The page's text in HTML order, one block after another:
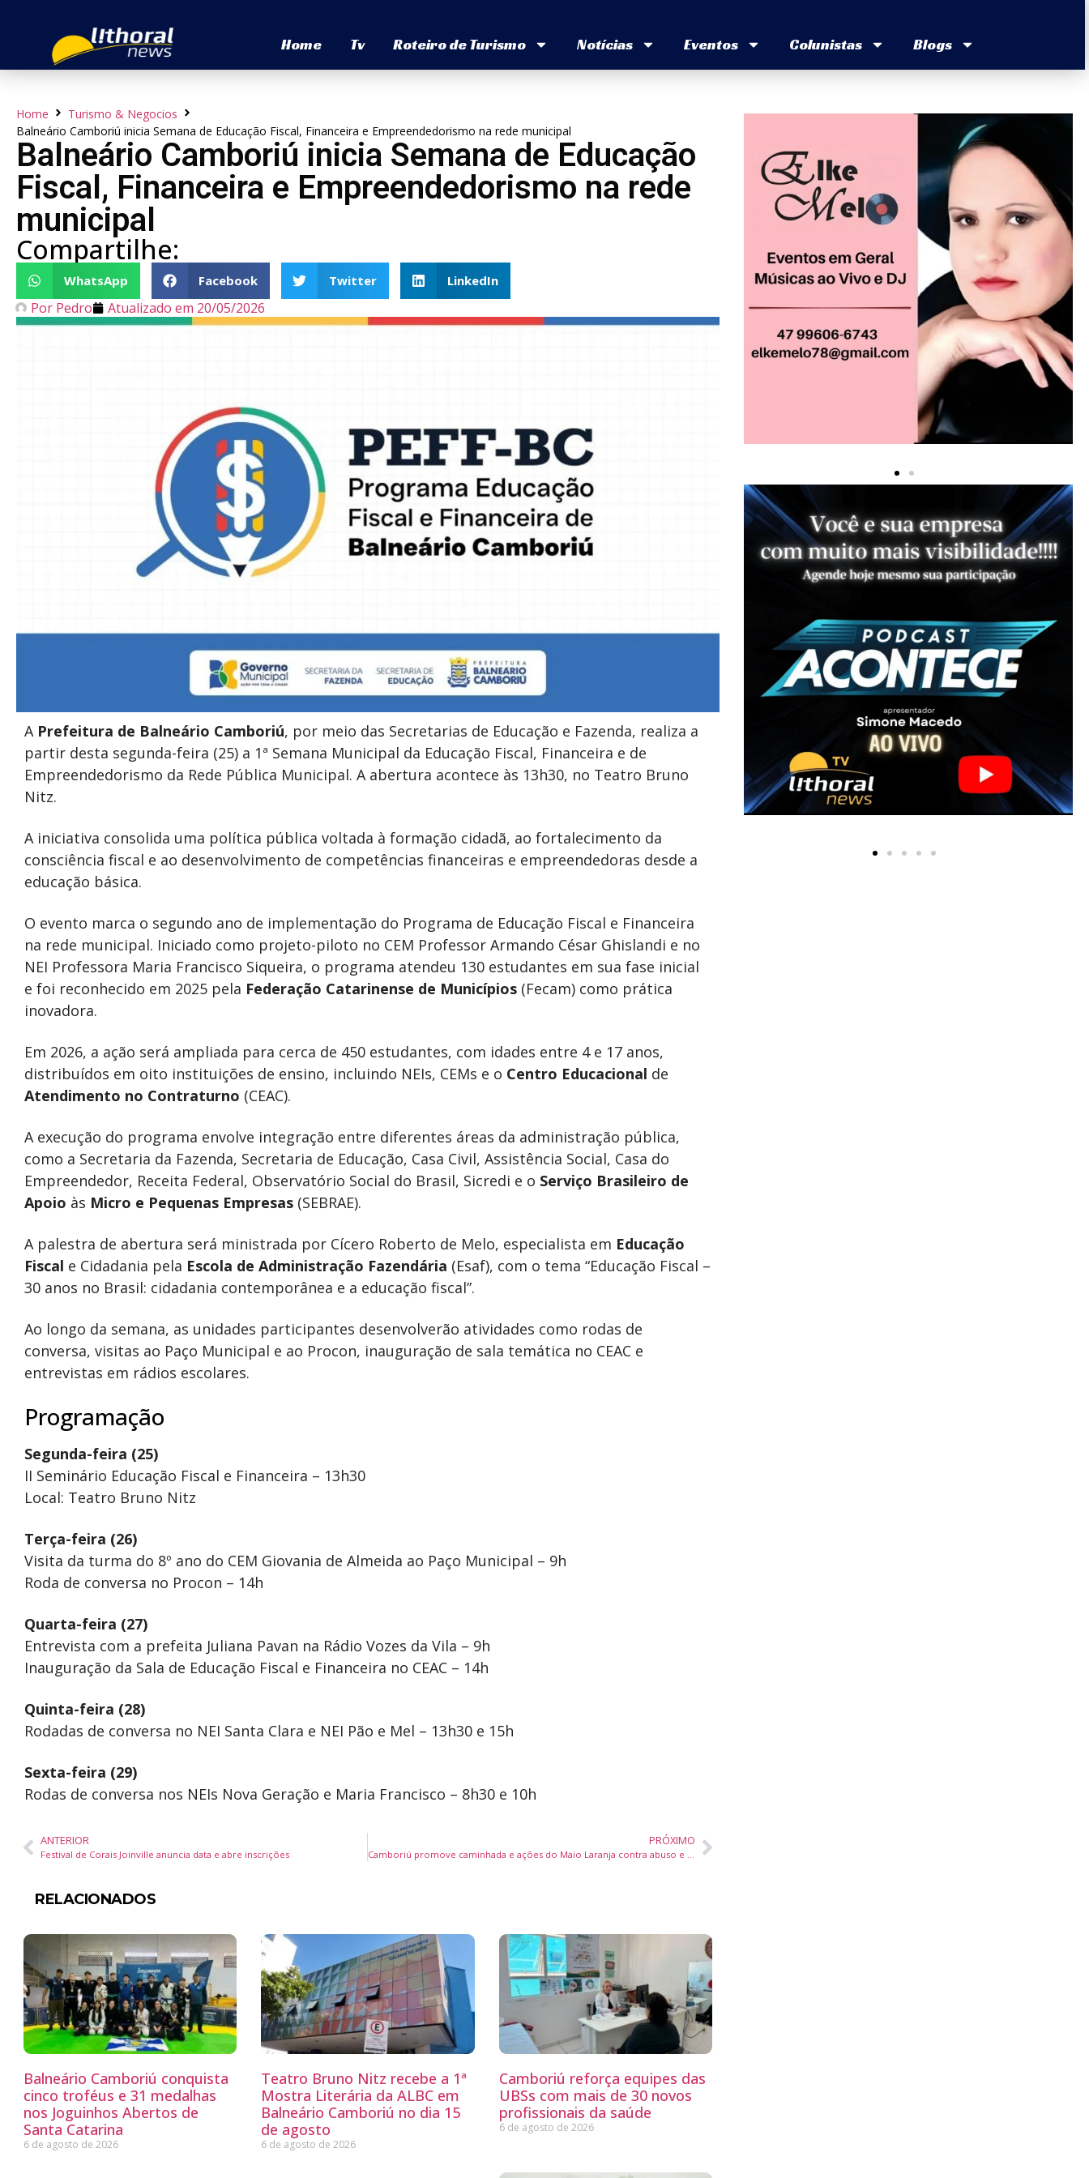
Home Tv Roteiro de Turismo Notícias Eventos Colunistas Blogs
Home
Turismo & Negocios
Balneário Camboriú inicia Semana de Educação Fiscal, Financeira e Empreendedorismo na rede municipal
Balneário Camboriú inicia Semana de Educação
Fiscal, Financeira e Empreendedorismo na rede
municipal
Compartilhe:
WhatsApp Facebook Twitter LinkedIn
Por Pedro Atualizado em 20/05/2026
A Prefeitura de Balneário Camboriú, por meio das Secretarias de Educação e Fazenda, realiza a
partir desta segunda-feira (25) a 1ª Semana Municipal da Educação Fiscal, Financeira e de
Empreendedorismo da Rede Pública Municipal. A abertura acontece às 13h30, no Teatro Bruno
Nitz.
A iniciativa consolida uma política pública voltada à formação cidadã, ao fortalecimento da
consciência fiscal e ao desenvolvimento de competências financeiras e empreendedoras desde a
educação básica.
O evento marca o segundo ano de implementação do Programa de Educação Fiscal e Financeira
na rede municipal. Iniciado como projeto-piloto no CEM Professor Armando César Ghislandi e no
NEI Professora Maria Francisco Siqueira, o programa atendeu 130 estudantes em sua fase inicial
e foi reconhecido em 2025 pela Federação Catarinense de Municípios (Fecam) como prática
inovadora.
Em 2026, a ação será ampliada para cerca de 450 estudantes, com idades entre 4 e 17 anos,
distribuídos em oito instituições de ensino, incluindo NEIs, CEMs e o Centro Educacional de
Atendimento no Contraturno (CEAC).
A execução do programa envolve integração entre diferentes áreas da administração pública,
como a Secretaria da Fazenda, Secretaria de Educação, Casa Civil, Assistência Social, Casa do
Empreendedor, Receita Federal, Observatório Social do Brasil, Sicredi e o Serviço Brasileiro de
Apoio às Micro e Pequenas Empresas (SEBRAE).
A palestra de abertura será ministrada por Cícero Roberto de Melo, especialista em Educação
Fiscal e Cidadania pela Escola de Administração Fazendária (Esaf), com o tema “Educação Fiscal –
30 anos no Brasil: cidadania contemporânea e a educação fiscal”.
Ao longo da semana, as unidades participantes desenvolverão atividades como rodas de
conversa, visitas ao Paço Municipal e ao Procon, inauguração de sala temática no CEAC e
entrevistas em rádios escolares.
Programação
Segunda-feira (25)
II Seminário Educação Fiscal e Financeira – 13h30
Local: Teatro Bruno Nitz
Terça-feira (26)
Visita da turma do 8º ano do CEM Giovania de Almeida ao Paço Municipal – 9h
Roda de conversa no Procon – 14h
Quarta-feira (27)
Entrevista com a prefeita Juliana Pavan na Rádio Vozes da Vila – 9h
Inauguração da Sala de Educação Fiscal e Financeira no CEAC – 14h
Quinta-feira (28)
Rodadas de conversa no NEI Santa Clara e NEI Pão e Mel – 13h30 e 15h
Sexta-feira (29)
Rodas de conversa nos NEIs Nova Geração e Maria Francisco – 8h30 e 10h
ANTERIOR
Festival de Corais Joinville anuncia data e abre inscrições
PRÓXIMO
Camboriú promove caminhada e ações do Maio Laranja contra abuso e exploração sexual de crianças e adolescentes
RELACIONADOS
Balneário Camboriú conquista
cinco troféus e 31 medalhas
nos Joguinhos Abertos de
Santa Catarina
6 de agosto de 2026
Teatro Bruno Nitz recebe a 1ª
Mostra Literária da ALBC em
Balneário Camboriú no dia 15
de agosto
6 de agosto de 2026
Camboriú reforça equipes das
UBSs com mais de 30 novos
profissionais da saúde
6 de agosto de 2026